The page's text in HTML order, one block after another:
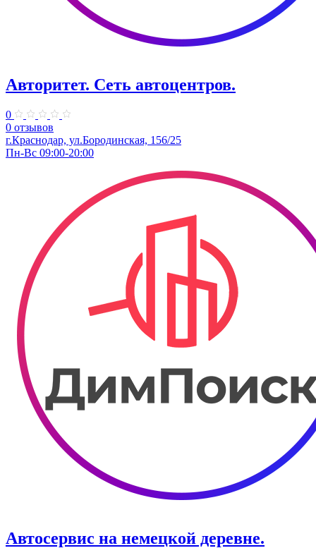
Авторитет. ​Сеть автоцентров.
0
0 отзывов
г.Краснодар, ул.Бородинская, 156/25
Пн-Вс 09:00-20:00
Автосервис на немецкой деревне.